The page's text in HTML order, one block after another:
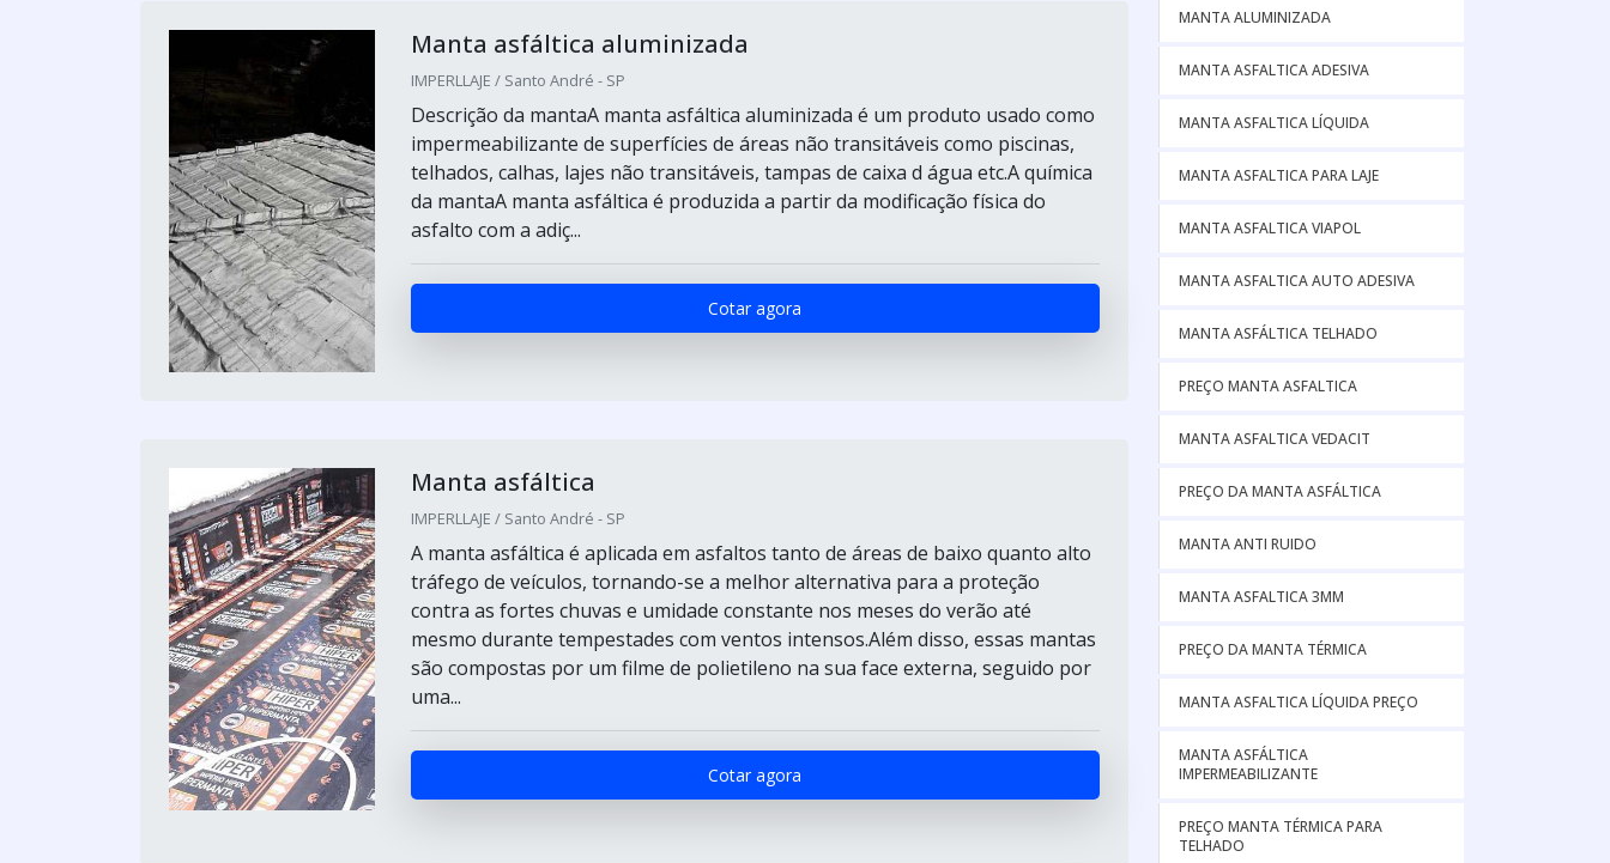
Manta asfáltica aluminizada
IMPERLLAJE / Santo André - SP
Descrição da mantaA manta asfáltica aluminizada é um produto usado como
impermeabilizante de superfícies de áreas não transitáveis como piscinas,
telhados, calhas, lajes não transitáveis, tampas de caixa d água etc.A química
da mantaA manta asfáltica é produzida a partir da modificação física do
asfalto com a adiç...
Cotar agora
Manta asfáltica
IMPERLLAJE / Santo André - SP
A manta asfáltica é aplicada em asfaltos tanto de áreas de baixo quanto alto
tráfego de veículos, tornando-se a melhor alternativa para a proteção
contra as fortes chuvas e umidade constante nos meses do verão até
mesmo durante tempestades com ventos intensos.Além disso, essas mantas
são compostas por um filme de polietileno na sua face externa, seguido por
uma...
Cotar agora
MANTA ALUMINIZADA
MANTA ASFALTICA ADESIVA
MANTA ASFALTICA LÍQUIDA
MANTA ASFALTICA PARA LAJE
MANTA ASFALTICA VIAPOL
MANTA ASFALTICA AUTO ADESIVA
MANTA ASFÁLTICA TELHADO
PREÇO MANTA ASFALTICA
MANTA ASFALTICA VEDACIT
PREÇO DA MANTA ASFÁLTICA
MANTA ANTI RUIDO
MANTA ASFALTICA 3MM
PREÇO DA MANTA TÉRMICA
MANTA ASFALTICA LÍQUIDA PREÇO
MANTA ASFÁLTICA
IMPERMEABILIZANTE
PREÇO MANTA TÉRMICA PARA
TELHADO